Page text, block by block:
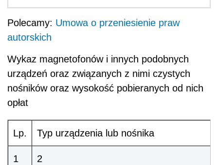
Polecamy: Umowa o przeniesienie praw
autorskich
Wykaz magnetofonów i innych podobnych
urządzeń oraz związanych z nimi czystych
nośników oraz wysokość pobieranych od nich
opłat
Lp. Typ urządzenia lub nośnika
1 2